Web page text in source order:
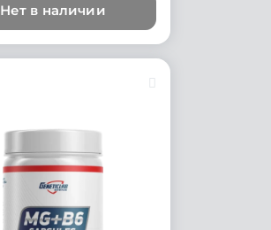
Нет в наличии